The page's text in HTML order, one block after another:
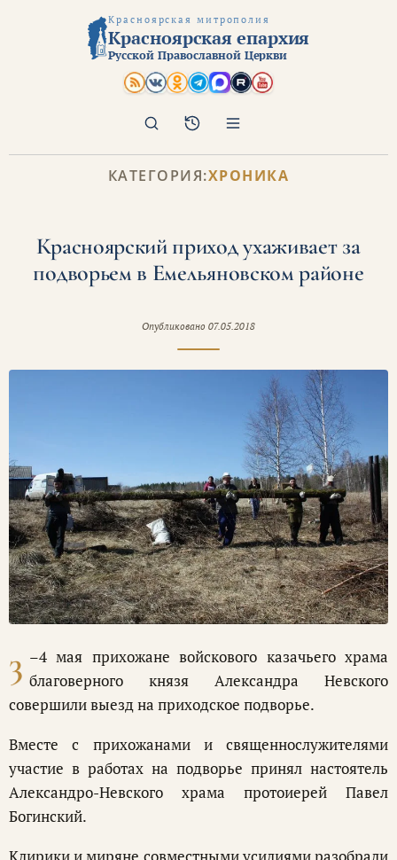
Красноярская митрополия
Красноярская епархия
Русской Православной Церкви
Архив
Поиск
КАТЕГОРИЯ:ХРОНИКА
Красноярский приход ухаживает за
подворьем в Емельяновском районе
Опубликовано 07.05.2018
3 –4 мая прихожане войскового казачьего храма
благоверного князя Александра Невского
совершили выезд на приходское подворье.
Вместе с прихожанами и священнослужителями
участие в работах на подворье принял настоятель
Александро-Невского храма протоиерей Павел
Богинский.
Клирики и миряне совместными усилиями разобрали